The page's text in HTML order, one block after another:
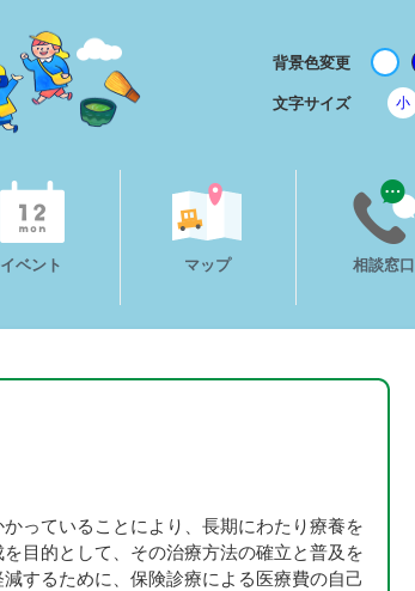
背景色変更
文字サイズ
小
イベント マップ 相談窓口
っていることにより、長期にわたり療養を
目的として、その治療方法の確立と普及を
するために、保険診療による医療費の自己